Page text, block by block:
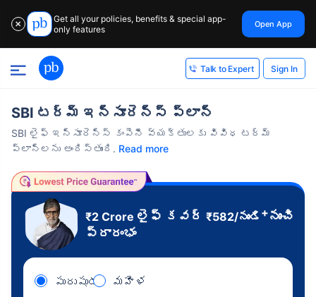
✕
Get all your policies, benefits & special app-
only features
Open App
Talk to Expert Sign In
SBI టర్మ్ ఇన్సూరెన్స్ ప్లాన్
SBI లైఫ్ ఇన్సూరెన్స్ కంపెనీ వ్యక్తులకు వివిధ టర్మ్
ప్లాన్‌లను అందిస్తుంది. Read more
₹2 Crore లైఫ్ కవర్ ₹582/నుండి +నుంచి
ప్రారంభం
పురుషుడు మహిళ